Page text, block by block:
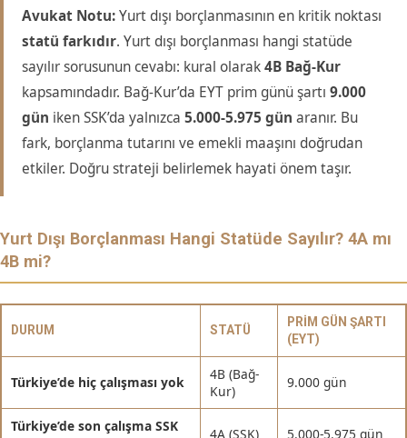
Avukat Notu:Yurt dışı borçlanmasının en kritik noktası
statü farkıdır. Yurt dışı borçlanması hangi statüde
sayılır sorusunun cevabı: kural olarak4B Bağ-Kur
kapsamındadır. Bağ-Kur’da EYT prim günü şartı 9.000
gün iken SSK’da yalnızca 5.000-5.975 gün aranır. Bu
fark, borçlanma tutarını ve emekli maaşını doğrudan
etkiler. Doğru strateji belirlemek hayati önem taşır.
Yurt Dışı Borçlanması Hangi Statüde Sayılır? 4A mı
4B mi?
DURUM STATÜ
PRIM GÜN ŞARTI
(EYT)
Türkiye’de hiç çalışması yok
4B (Bağ-
Kur)
9.000 gün
Türkiye’de son çalışma SSK
4A (SSK) 5.000-5.975 gün